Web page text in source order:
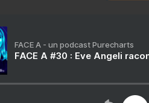
FACE A - un podcast Purecharts
FACE A #30 : Eve Angeli